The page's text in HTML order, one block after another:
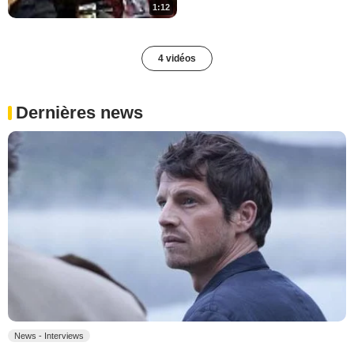
1:12
4 vidéos
Dernières news
News - Interviews